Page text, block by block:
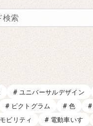
ユニバーサルデザイン
ピクトグラム 色
ビリティ
電動車いす